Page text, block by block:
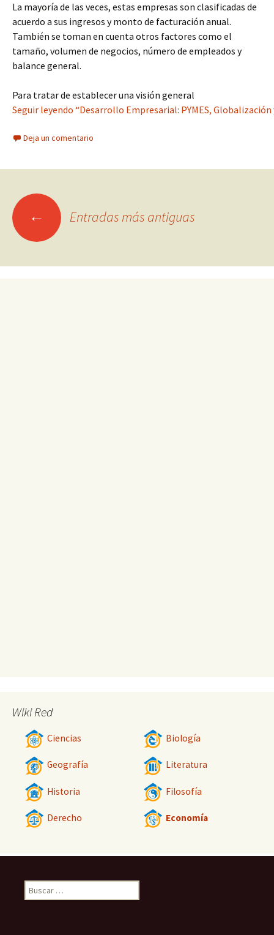
La mayoría de las veces, estas empresas son clasificadas de
acuerdo a sus ingresos y monto de facturación anual.
También se toman en cuenta otros factores como el
tamaño, volumen de negocios, número de empleados y
balance general.
Para tratar de establecer una visión general
Seguir leyendo “Desarrollo Empresarial: PYMES, Globalización
Deja un comentario
Ir ← Entradas más antiguas
Wiki Red
Ciencias Biología
Geografía Literatura
Historia Filosofía
Derecho Economía
Buscar: